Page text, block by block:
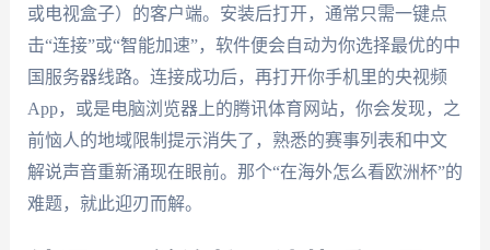
或电视盒子）的客户端。安装后打开，通常只需一键点
击“连接”或“智能加速”，软件便会自动为你选择最优的中
国服务器线路。连接成功后，再打开你手机里的央视频
App，或是电脑浏览器上的腾讯体育网站，你会发现，之
前恼人的地域限制提示消失了，熟悉的赛事列表和中文
解说声音重新涌现在眼前。那个“在海外怎么看欧洲杯”的
难题，就此迎刃而解。